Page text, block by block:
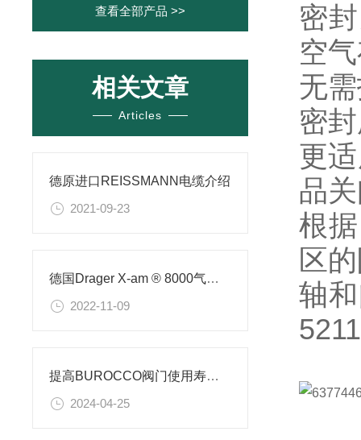
查看全部产品 >>
相关文章
Articles
德原进口REISSMANN电缆介绍
2021-09-23
德国Drager X-am ® 8000气体检测仪
2022-11-09
提高BUROCCO阀门使用寿命的策略
2024-04-25
密
空
无
密
更
品
根
区
轴